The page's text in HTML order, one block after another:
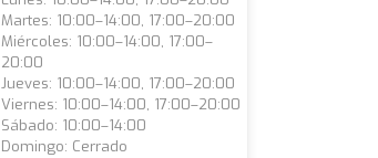
Martes: 10:00–14:00, 17:00–20:00
Miércoles: 10:00–14:00, 17:00–
20:00
Jueves: 10:00–14:00, 17:00–20:00
Viernes: 10:00–14:00, 17:00–20:00
Sábado: 10:00–14:00
Domingo: Cerrado